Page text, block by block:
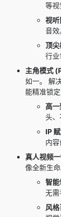
等视
视
音效
顶尖
行业
主角模式
如一。 解
能精准锁定
高
头、
IP
内容
真人视频
像全新生
智
无需
风